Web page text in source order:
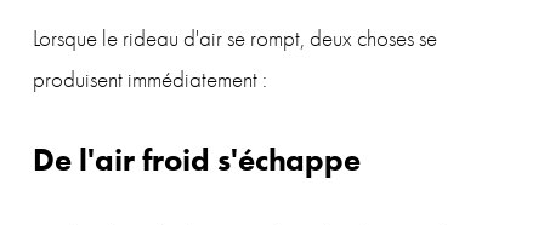
Lorsque le rideau d'air se rompt, deux choses se
produisent immédiatement :
De l'air froid s'échappe